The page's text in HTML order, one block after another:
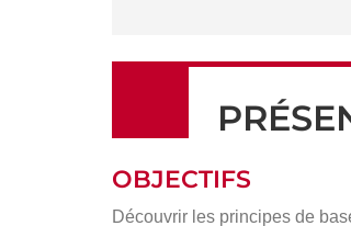
OBJECTIFS
Découvrir les principes de